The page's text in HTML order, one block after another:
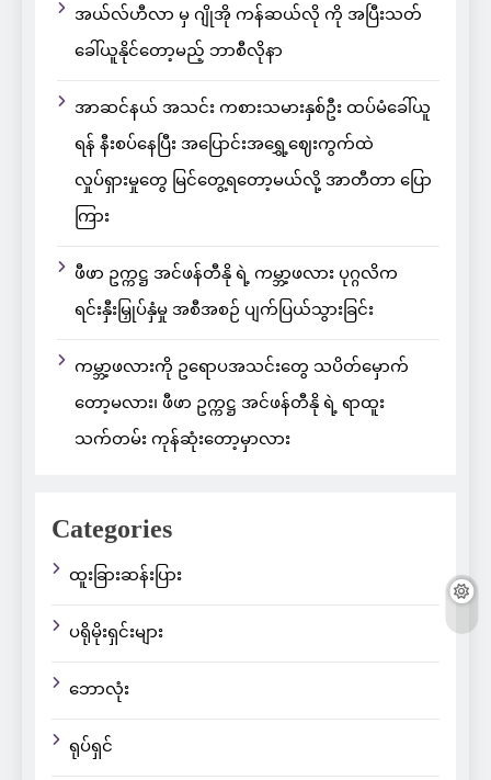
အယ်လ်ဟီလာ မှ ဂျိုအို ကန်ဆယ်လို ကို အပြီးသတ်
ခေါ်ယူနိုင်တော့မည့် ဘာစီလိုနာ
အာဆင်နယ် အသင်း ကစားသမားနှစ်ဦး ထပ်မံခေါ်ယူ
ရန် နီးစပ်နေပြီး အပြောင်းအရွှေ့ဈေးကွက်ထဲ
လှုပ်ရှားမှုတွေ မြင်တွေ့ရတော့မယ်လို့ အာတီတာ ပြော
ကြား
ဖီဖာ ဥက္ကဋ္ဌ အင်ဖန်တီနို ရဲ့ ကမ္ဘာ့ဖလား ပုဂ္ဂလိက
ရင်းနှီးမြှုပ်နှံမှု အစီအစဉ် ပျက်ပြယ်သွားခြင်း
ကမ္ဘာ့ဖလားကို ဥရောပအသင်းတွေ သပိတ်မှောက်
တော့မလား၊ ဖီဖာ ဥက္ကဋ္ဌ အင်ဖန်တီနို ရဲ့ ရာထူး
သက်တမ်း ကုန်ဆုံးတော့မှာလား
Categories
ထူးခြားဆန်းပြား
ပရိုမိုးရှင်းများ
ဘောလုံး
ရုပ်ရှင်